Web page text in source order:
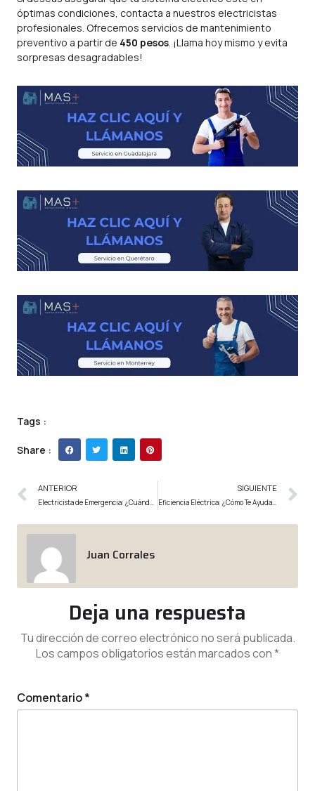
óptimas condiciones, contacta a nuestros electricistas
profesionales. Ofrecemos servicios de mantenimiento
preventivo a partir de 450 pesos. ¡Llama hoy mismo y evita
sorpresas desagradables!
Tags :
Share :
ANTERIOR
Electricista de Emergencia: ¿Cuándo Lo Necesitas?
SIGUIENTE
Eficiencia Eléctrica: ¿Cómo Te Ayuda un Profesional?
Juan Corrales
Deja una respuesta
Tu dirección de correo electrónico no será publicada.
Los campos obligatorios están marcados con*
Comentario*